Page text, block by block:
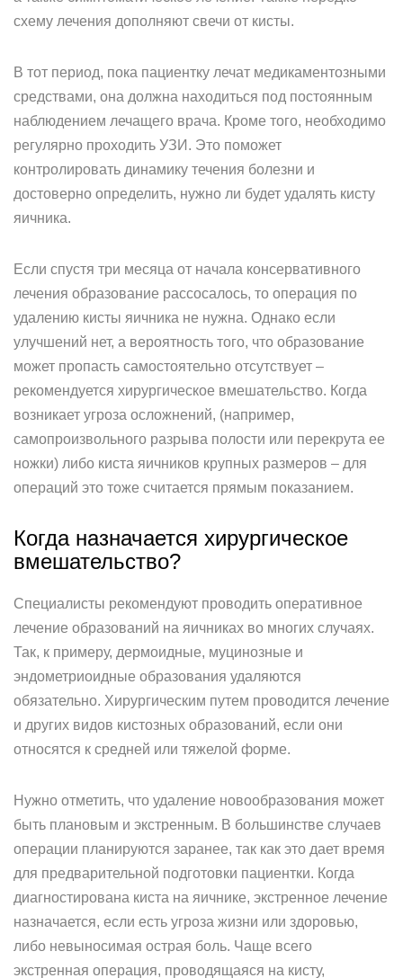
схему лечения дополняют свечи от кисты.
В тот период, пока пациентку лечат медикаментозными
средствами, она должна находиться под постоянным
наблюдением лечащего врача. Кроме того, необходимо
регулярно проходить УЗИ. Это поможет
контролировать динамику течения болезни и
достоверно определить, нужно ли будет удалять кисту
яичника.
Если спустя три месяца от начала консервативного
лечения образование рассосалось, то операция по
удалению кисты яичника не нужна. Однако если
улучшений нет, а вероятность того, что образование
может пропасть самостоятельно отсутствует –
рекомендуется хирургическое вмешательство. Когда
возникает угроза осложнений, (например,
самопроизвольного разрыва полости или перекрута ее
ножки) либо киста яичников крупных размеров – для
операций это тоже считается прямым показанием.
Когда назначается хирургическое
вмешательство?
Специалисты рекомендуют проводить оперативное
лечение образований на яичниках во многих случаях.
Так, к примеру, дермоидные, муцинозные и
эндометриоидные образования удаляются
обязательно. Хирургическим путем проводится лечение
и других видов кистозных образований, если они
относятся к средней или тяжелой форме.
Нужно отметить, что удаление новообразования может
быть плановым и экстренным. В большинстве случаев
операции планируются заранее, так как это дает время
для предварительной подготовки пациентки. Когда
диагностирована киста на яичнике, экстренное лечение
назначается, если есть угроза жизни или здоровью,
либо невыносимая острая боль. Чаще всего
экстренная операция, проводящаяся на кисту,